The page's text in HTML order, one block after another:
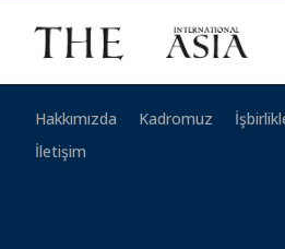
Hakkımızda Kadromuz
İletişim